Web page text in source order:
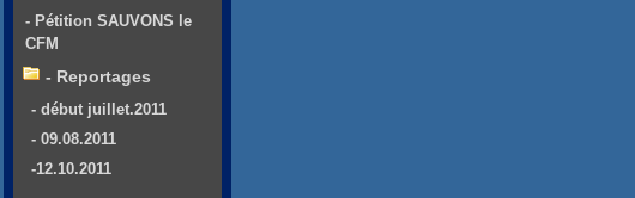
- Pétition SAUVONS le
CFM
- Reportages
- début juillet.2011
- 09.08.2011
-12.10.2011